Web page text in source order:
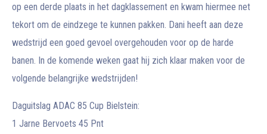
op een derde plaats in het dagklassement en kwam hiermee net
tekort om de eindzege te kunnen pakken. Dani heeft aan deze
wedstrijd een goed gevoel overgehouden voor op de harde
banen. In de komende weken gaat hij zich klaar maken voor de
volgende belangrijke wedstrijden!
Daguitslag ADAC 85 Cup Bielstein:
1 Jarne Bervoets 45 Pnt